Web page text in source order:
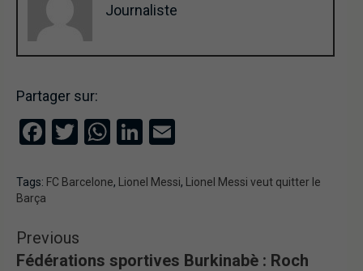
Journaliste
Partager sur:
Facebook
Twitter
WhatsApp
LinkedIn
Tags: FC Barcelone, Lionel Messi, Lionel Messi veut quitter le
Barça
Previous
Fédérations sportives Burkinabè : Roch